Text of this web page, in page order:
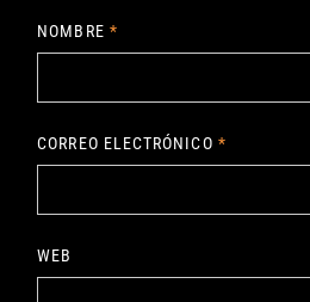
NOMBRE *
CORREO ELECTRÓNICO *
WEB